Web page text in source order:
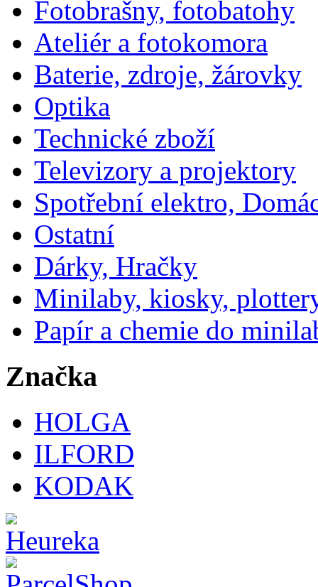
Fotobrašny, fotobatohy
Ateliér a fotokomora
Baterie, zdroje, žárovky
Optika
Technické zboží
Televizory a projektory
Spotřební elektro,
Ostatní
Dárky, Hračky
Minilaby, kiosky,
Papír a chemie do
Značka
HOLGA
ILFORD
KODAK